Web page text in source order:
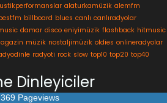
alaturkamüzik alemfm
billboard blues canlı canlıradyolar
damar disco eniyimüzik flashback hitmusic
müzik nostaljimüzik oldies onlineradyolar
radyoti rock slow top10 top20 top40
Dinleyiciler
369 Pageviews